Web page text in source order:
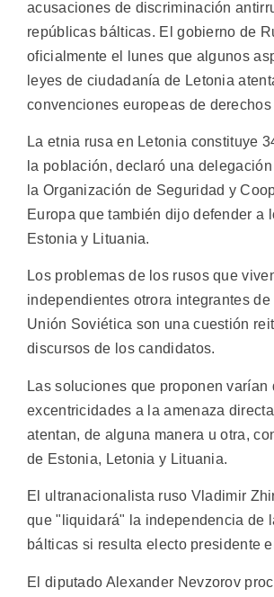
acusaciones de discriminación
repúblicas bálticas. El gobierno de
oficialmente el lunes que algunos
leyes de ciudadanía de Letonia
convenciones europeas de derechos
La etnia rusa en Letonia constituye
la población, declaró una
la Organización de Seguridad y
Europa que también dijo defender a
Estonia y Lituania.
Los problemas de los rusos que
independientes otrora integrantes
Unión Soviética son una cuestión
discursos de los candidatos.
Las soluciones que proponen varían
excentricidades a la amenaza
atentan, de alguna manera u otra,
de Estonia, Letonia y Lituania.
El ultranacionalista ruso Vladimir
que "liquidará" la independencia de
bálticas si resulta electo presidente
El diputado Alexander Nevzorov